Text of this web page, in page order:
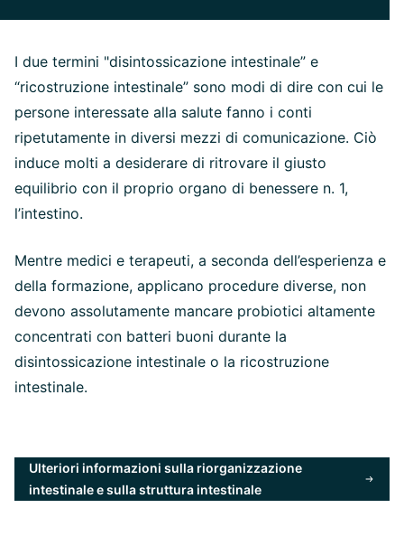
I due termini "disintossicazione intestinale” e
“ricostruzione intestinale” sono modi di dire con cui le
persone interessate alla salute fanno i conti
ripetutamente in diversi mezzi di comunicazione. Ciò
induce molti a desiderare di ritrovare il giusto
equilibrio con il proprio organo di benessere n. 1,
l’intestino.
Mentre medici e terapeuti, a seconda dell’esperienza e
della formazione, applicano procedure diverse, non
devono assolutamente mancare probiotici altamente
concentrati con batteri buoni durante la
disintossicazione intestinale o la ricostruzione
intestinale.
Ulteriori informazioni sulla riorganizzazione
intestinale e sulla struttura intestinale